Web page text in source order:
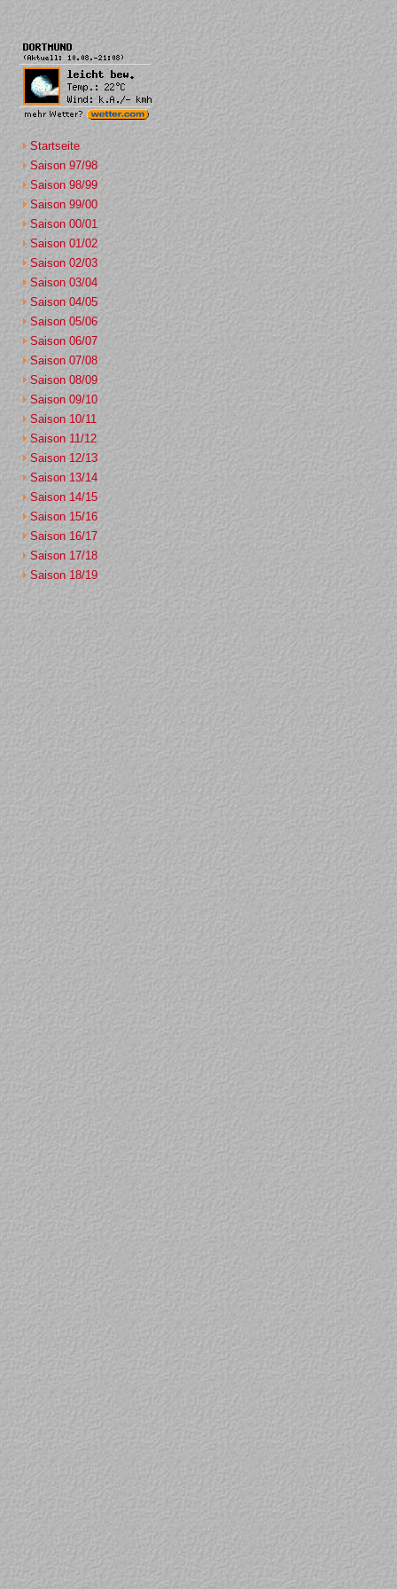
Startseite
Saison 97/98
Saison 98/99
Saison 99/00
Saison 00/01
Saison 01/02
Saison 02/03
Saison 03/04
Saison 04/05
Saison 05/06
Saison 06/07
Saison 07/08
Saison 08/09
Saison 09/10
Saison 10/11
Saison 11/12
Saison 12/13
Saison 13/14
Saison 14/15
Saison 15/16
Saison 16/17
Saison 17/18
Saison 18/19